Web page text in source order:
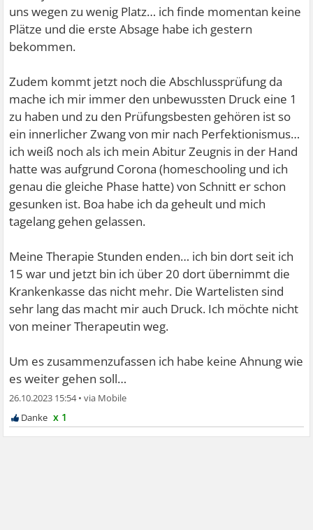
uns wegen zu wenig Platz… ich finde momentan keine
Plätze und die erste Absage habe ich gestern
bekommen.
Zudem kommt jetzt noch die Abschlussprüfung da
mache ich mir immer den unbewussten Druck eine 1
zu haben und zu den Prüfungsbesten gehören ist so
ein innerlicher Zwang von mir nach Perfektionismus…
ich weiß noch als ich mein Abitur Zeugnis in der Hand
hatte was aufgrund Corona (homeschooling und ich
genau die gleiche Phase hatte) von Schnitt er schon
gesunken ist. Boa habe ich da geheult und mich
tagelang gehen gelassen.
Meine Therapie Stunden enden… ich bin dort seit ich
15 war und jetzt bin ich über 20 dort übernimmt die
Krankenkasse das nicht mehr. Die Wartelisten sind
sehr lang das macht mir auch Druck. Ich möchte nicht
von meiner Therapeutin weg.
Um es zusammenzufassen ich habe keine Ahnung wie
es weiter gehen soll…
26.10.2023 15:54•
x 1